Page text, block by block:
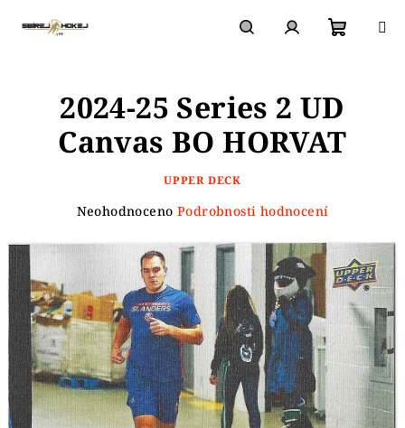
košík
2024-25 Series 2 UD
Canvas BO HORVAT
UPPER DECK
Průměrné
produktu
je
0,0
z
5
hvězdiček.
Neohodnoceno Podrobnosti hodnocení